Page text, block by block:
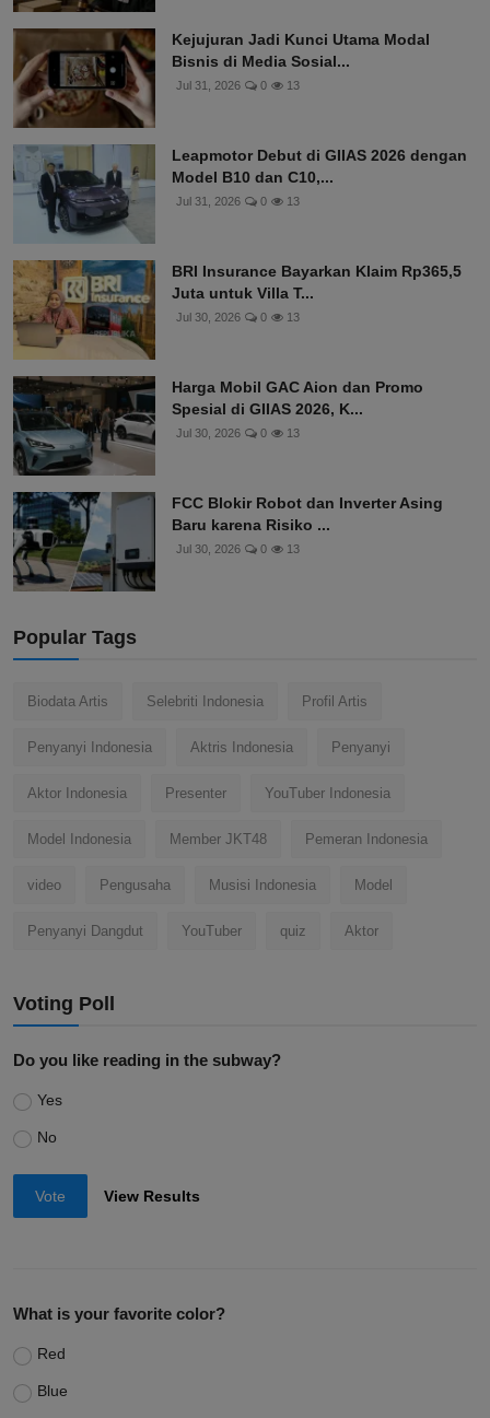
Kejujuran Jadi Kunci Utama Modal
Bisnis di Media Sosial...
Jul 31, 2026 0 13
Leapmotor Debut di GIIAS 2026 dengan
Model B10 dan C10,...
Jul 31, 2026 0 13
BRI Insurance Bayarkan Klaim Rp365,5
Juta untuk Villa T...
Jul 30, 2026 0 13
Harga Mobil GAC Aion dan Promo
Spesial di GIIAS 2026, K...
Jul 30, 2026 0 13
FCC Blokir Robot dan Inverter Asing
Baru karena Risiko ...
Jul 30, 2026 0 13
Popular Tags
Biodata Artis Selebriti Indonesia Profil Artis
Penyanyi Indonesia Aktris Indonesia Penyanyi
Aktor Indonesia Presenter YouTuber Indonesia
Model Indonesia Member JKT48 Pemeran Indonesia
video Pengusaha Musisi Indonesia Model
Penyanyi Dangdut YouTuber quiz Aktor
Voting Poll
Do you like reading in the subway?
Yes
No
Vote View Results
What is your favorite color?
Red
Blue